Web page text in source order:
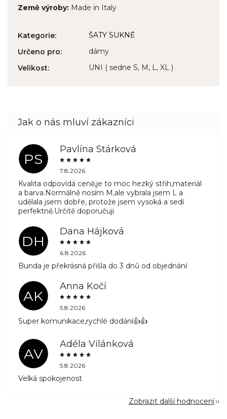
Země výroby: Made in Italy
Kategorie:
ŠATY SUKNĚ
Určeno pro:
dámy
Velikost: UNI ( sedne S, M, L, XL )
PS
Pavlína Stárková
7.8.2026
Kvalita odpovídá ceně,je to moc hezký střih,materiál
a barva.Normálně nosím M,ale vybrala jsem L a
udělala jsem dobře, protože jsem vysoká a sedí
perfektně.Určitě doporučuji
DH
Dana Hájková
6.8.2026
Bunda je překrásná přišla do 3 dnů od objednání
AK
Anna Kočí
5.8.2026
Super komunikace,rychlé dodání👍👍
AV
Adéla Vilánková
5.8.2026
Velká spokojenost
Zobrazit další hodnocení